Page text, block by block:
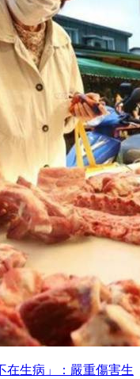
生病」：嚴重傷害生